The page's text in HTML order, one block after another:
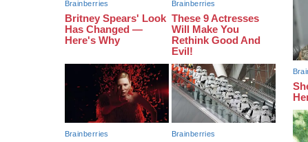
директора Мокрокалигірського
психоневрологічного інтернату
07:23 Уманські міграційники видворили з
країни грузина, який відсидів
термін у колонії